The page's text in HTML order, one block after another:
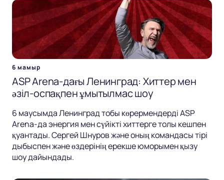
6 мамыр
ASP Arena-дағы Ленинград: Хиттер мен
әзіл-оспақпен ұмытылмас шоу
6 маусымда Ленинград тобы көрермендерді ASP
Arena-да энергия мен сүйікті хиттерге толы кешпен
қуантады. Сергей Шнуров және оның командасы тірі
дыбыспен және өздерінің ерекше юморымен қызу
шоу дайындады.